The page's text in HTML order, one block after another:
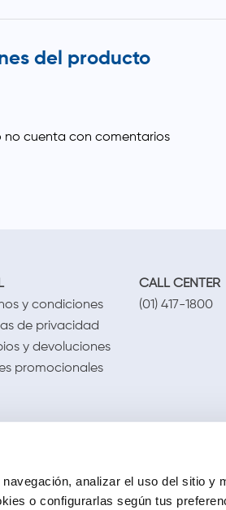
analizar el uso del sitio y
o configurarlas según tus
del producto
y condiciones
de privacidad
y devoluciones
promocionales
CALL CENTER
(01) 417-1800